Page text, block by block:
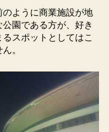
ように商業施設が地
園である方が、好き
スポットとしてはこ
。